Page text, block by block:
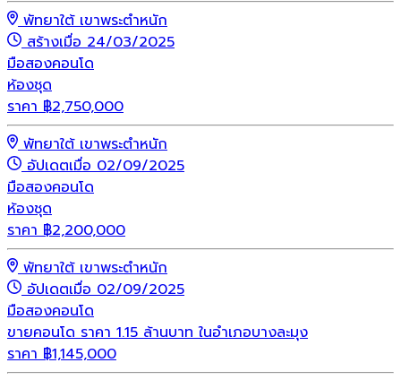
พัทยาใต้ เขาพระตำหนัก
สร้างเมื่อ 24/03/2025
มือสองคอนโด
ห้องชุด
ราคา ฿2,750,000
พัทยาใต้ เขาพระตำหนัก
อัปเดตเมื่อ 02/09/2025
มือสองคอนโด
ห้องชุด
ราคา ฿2,200,000
พัทยาใต้ เขาพระตำหนัก
อัปเดตเมื่อ 02/09/2025
มือสองคอนโด
ขายคอนโด ราคา 1.15 ล้านบาท ในอำเภอบางละมุง
ราคา ฿1,145,000